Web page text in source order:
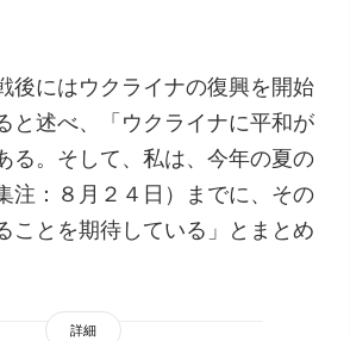
後にはウクライナの復興を開始
と述べ、「ウクライナに平和が
る。そして、私は、今年の夏の
注：８月２４日）までに、その
ことを期待している」とまとめ
詳細